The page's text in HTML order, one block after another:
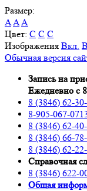
Размер:
AAA
Цвет: C C C
Изображения Вкл.
Обычная версия
Запись на
Ежедневно с
8 (3846) 62-
8-905-067-
8 (3846) 62-
8 (3846) 66-
8 (3846) 62-
Справочная
8 (3846) 622-
Oбщая